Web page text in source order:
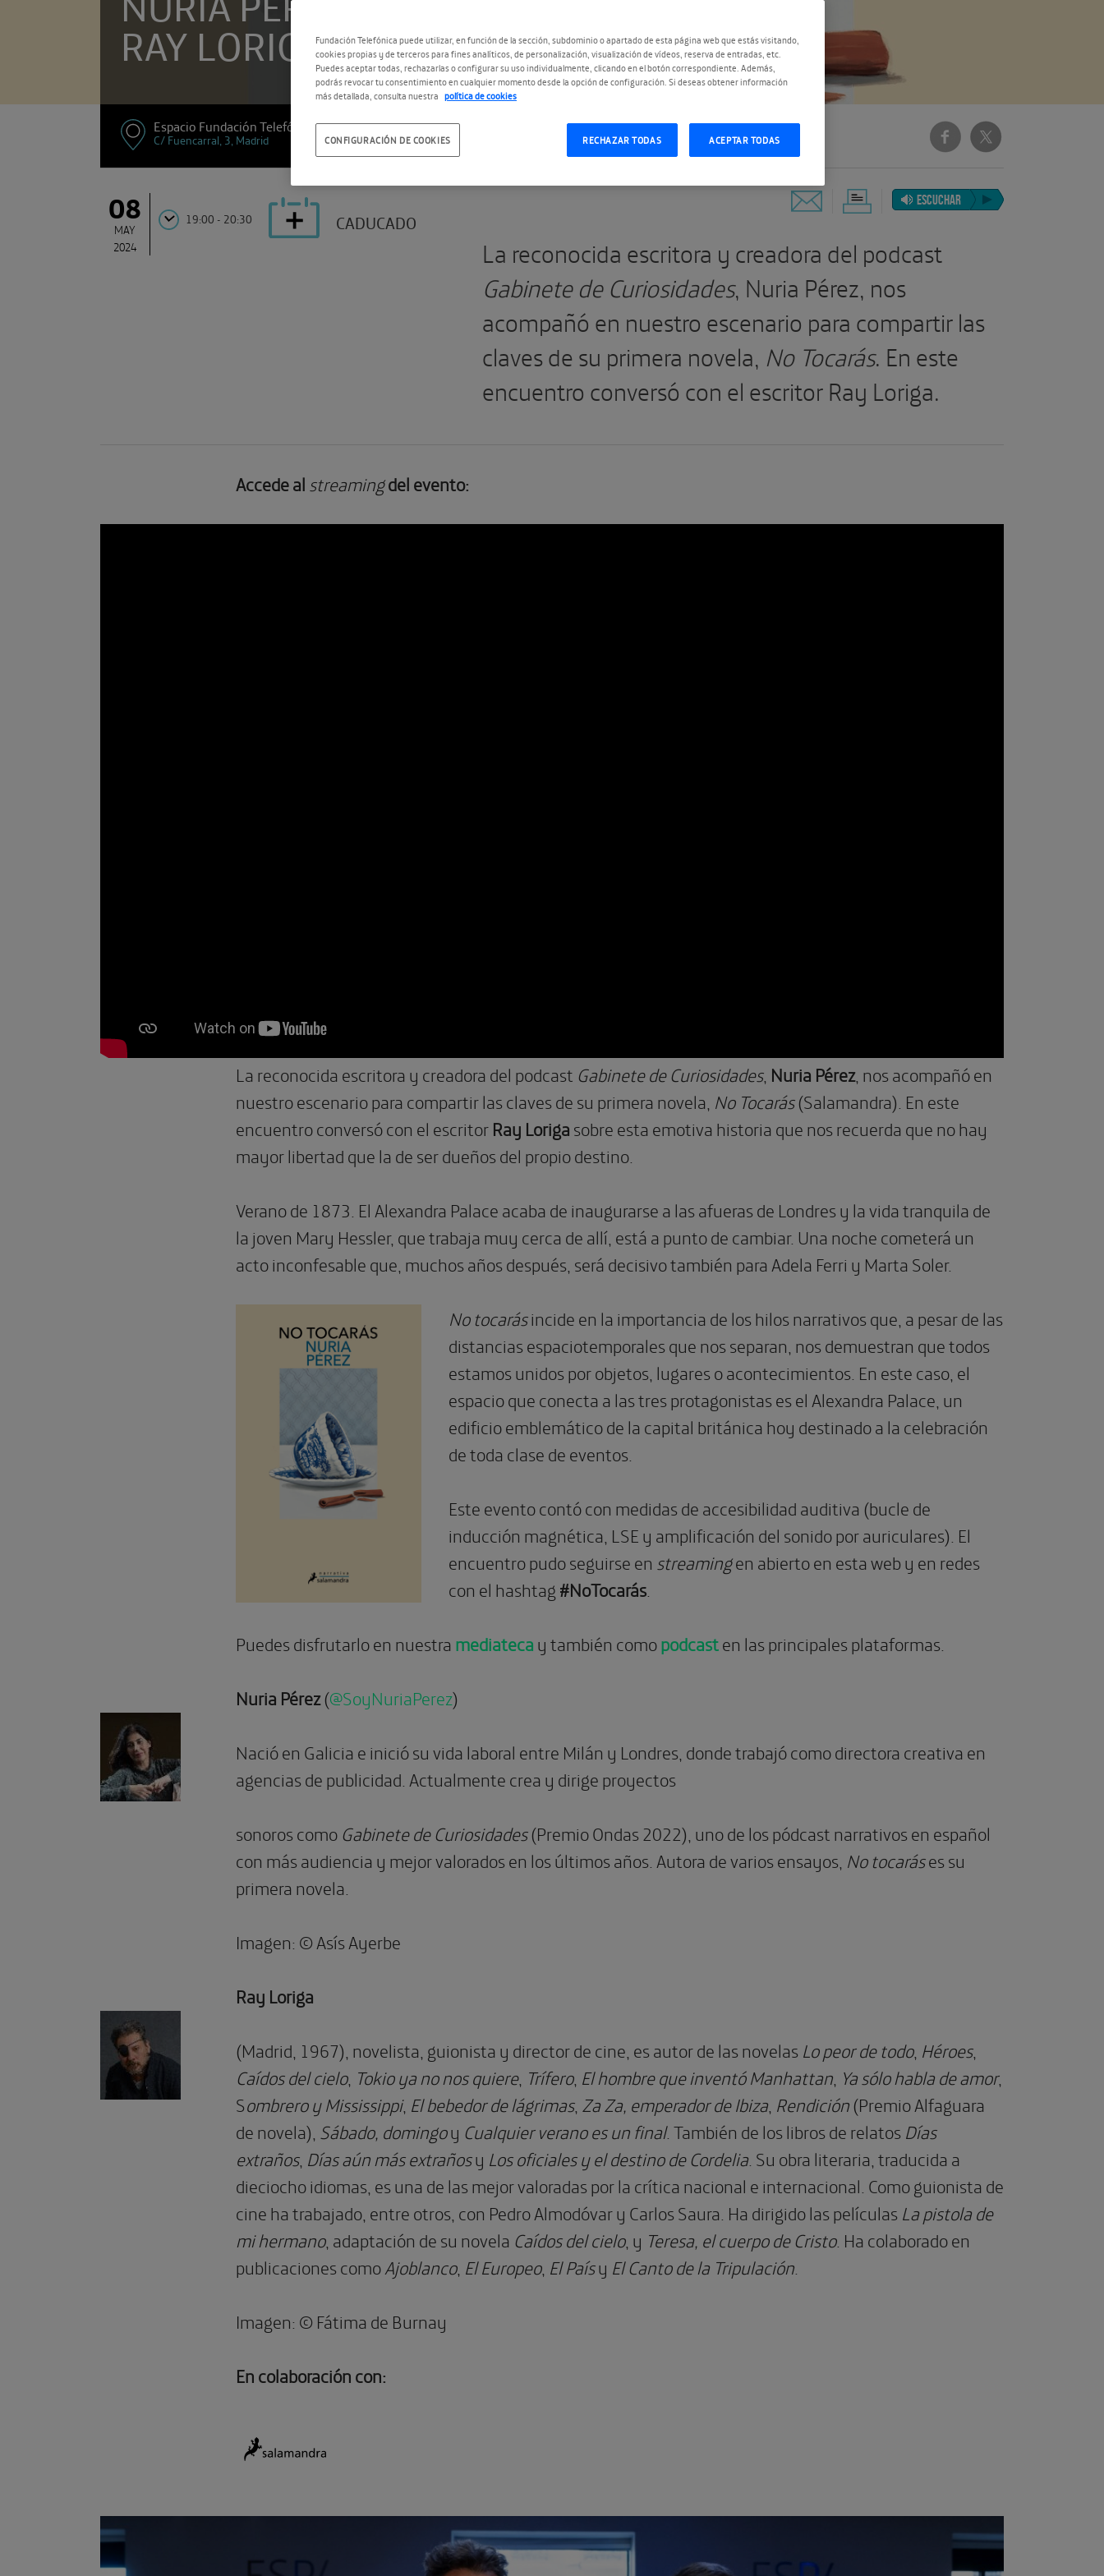
RAY LORIGA
Espacio Fundación Telefónica
C/ Fuencarral, 3, Madrid
08
MAY
2024
19:00 - 20:30 CADUCADO
ESCUCHAR
La reconocida escritora y creadora del podcast
Gabinete de Curiosidades, Nuria Pérez, nos
acompañó en nuestro escenario para compartir las
claves de su primera novela, No Tocarás. En este
encuentro conversó con el escritor Ray Loriga.
Accede al streamingdelevento:
La reconocida escritora y creadora del podcast Gabinete de Curiosidades, Nuria Pérez, nos acompañó en
nuestro escenario para compartir las claves de su primera novela, No Tocarás(Salamandra). En este
encuentro conversó con el escritorRay Lorigasobre esta emotiva historia que nos recuerda que no hay
mayor libertad que la de ser dueños del propio destino.
Verano de 1873. El Alexandra Palace acaba de inaugu­rarse a las afueras de Londres y la vida tranquila de
la joven Mary Hessler, que trabaja muy cerca de allí, está a punto de cambiar. Una noche cometerá un
acto incon­fesable que, muchos años después, será decisivo tam­bién para Adela Ferri y Marta Soler.
No tocarásincide en la importancia de los hilos narra­tivos que, a pesar de las
distancias espaciotemporales que nos separan, nos demuestran que todos
estamos unidos por objetos, lugares o acontecimientos. En este caso, el
espacio que conecta a las tres protagonistas es el Alexandra Palace, un
edificio emblemático de la ca­pital británica hoy destinado a la celebración
de toda clase de eventos.
Este evento contó con medidas de accesibilidad auditiva (bucle de
inducción magnética, LSE y amplificación del sonido por auriculares). El
encuentro pudo seguirse en streamingen abierto en esta web y en redes
con el hashtag#NoTocarás
Puedes disfrutarlo en nuestra mediatecay también comopodcasten las principales plataformas.
Nuria Pérez(@SoyNuriaPerez)
Nació en Galicia e inició su vida laboral entre Milán y Londres, donde trabajó como directora creativa en
agencias de publicidad. Actualmente crea y dirige proyectos
sonoros comoGabinete de Curiosidades(Premio Ondas 2022), uno de los pódcast narrativos en español
con más audiencia y mejor valorados en los últimos años. Autora de varios ensayos, No tocaráses su
primera novela.
Imagen: © Asís Ayerbe
Ray Loriga
(Madrid, 1967), novelista, guionista y director de cine, es autor de las novelas Lo peor de todo, Héroes,
Caídos del cielo, Tokio ya no nos quiere, Trífero, El hombre que inventó Manhattan Ya sólo habla de amor,
Sombrero y Mississippi, El bebedor de lágrimas, Za Za, emperador de Ibiza Rendición(Premio Alfaguara
de novela), Sábado, domingoy Cualquier verano es un final. También de los libros de relatos Días
extraños, Días aún más extrañosy Los oficiales y el destino de Cordelia . Su obra literaria, traducida a
dieciocho idiomas, es una de las mejor valoradas por la crítica nacional e internacional. Como guionista de
cine ha trabajado, entre otros, con Pedro Almodóvar y Carlos Saura. Ha dirigido las películas La pistola de
mi hermano, adaptación de su novela Caídos del cielo, y Teresa, el cuerpo de Cristo. Ha colaborado en
publicaciones comoAjoblanco, El Europeo, El Paísy El Canto de la Tripulación
Imagen: © Fátima de Burnay
En colaboración con:
Fundación Telefónica puede utilizar, en función de la sección, subdominio o apartado de esta página web que estás visitando,
cookies propias y de terceros para fines analíticos, de personalización, visualización de vídeos, reserva de entradas, etc.
Puedes aceptar todas, rechazarlas o configurar su uso individualmente, clicando en el botón correspondiente. Además,
podrás revocar tu consentimiento en cualquier momento desde la opción de configuración. Si deseas obtener información
más detallada, consulta nuestra política de cookies
RECHAZAR TODAS ACEPTAR TODAS
CONFIGURACIÓN DE COOKIES